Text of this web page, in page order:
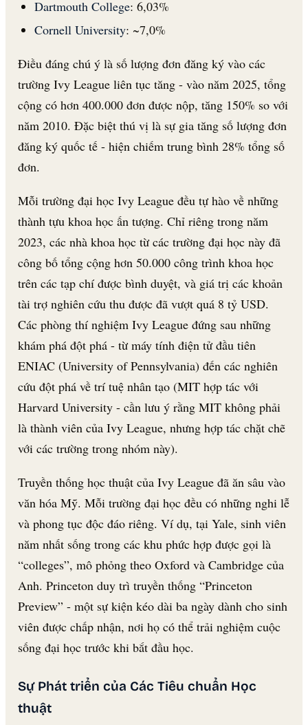
Dartmouth College: 6,03%
Cornell University: ~7,0%
Điều đáng chú ý là số lượng đơn đăng ký vào các
trường Ivy League liên tục tăng - vào năm 2025, tổng
cộng có hơn 400.000 đơn được nộp, tăng 150% so với
năm 2010. Đặc biệt thú vị là sự gia tăng số lượng đơn
đăng ký quốc tế - hiện chiếm trung bình 28% tổng số
đơn.
Mỗi trường đại học Ivy League đều tự hào về những
thành tựu khoa học ấn tượng. Chỉ riêng trong năm
2023, các nhà khoa học từ các trường đại học này đã
công bố tổng cộng hơn 50.000 công trình khoa học
trên các tạp chí được bình duyệt, và giá trị các khoản
tài trợ nghiên cứu thu được đã vượt quá 8 tỷ USD.
Các phòng thí nghiệm Ivy League đứng sau những
khám phá đột phá - từ máy tính điện tử đầu tiên
ENIAC (University of Pennsylvania) đến các nghiên
cứu đột phá về trí tuệ nhân tạo (MIT hợp tác với
Harvard University - cần lưu ý rằng MIT không phải
là thành viên của Ivy League, nhưng hợp tác chặt chẽ
với các trường trong nhóm này).
Truyền thống học thuật của Ivy League đã ăn sâu vào
văn hóa Mỹ. Mỗi trường đại học đều có những nghi lễ
và phong tục độc đáo riêng. Ví dụ, tại Yale, sinh viên
năm nhất sống trong các khu phức hợp được gọi là
“colleges”, mô phỏng theo Oxford và Cambridge của
Anh. Princeton duy trì truyền thống “Princeton
Preview” - một sự kiện kéo dài ba ngày dành cho sinh
viên được chấp nhận, nơi họ có thể trải nghiệm cuộc
sống đại học trước khi bắt đầu học.
Sự Phát triển của Các Tiêu chuẩn Học
thuật